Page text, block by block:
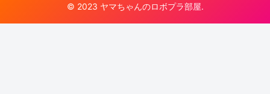
© 2023 ヤマちゃんのロボプラ部屋.